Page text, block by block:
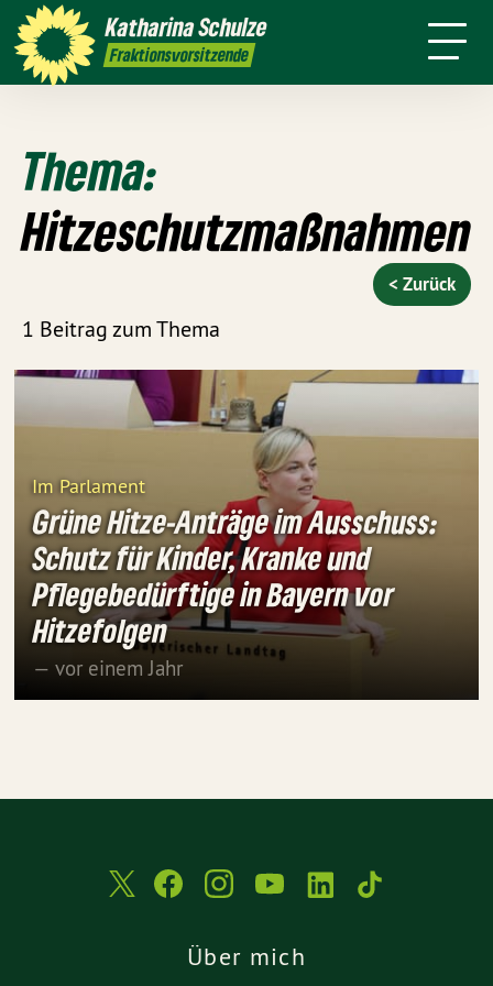
KatharinaSchulze
Fraktionsvorsitzende
Kontakt Transparenz
Über mich Meine Arbeit
Thema:
Hitzeschutzmaßnahmen
1 Beitrag zum Thema
< Zurück
Im Parlament
Grüne Hitze-Anträge im Ausschuss:
Schutz für Kinder, Kranke und
Pflegebedürftige in Bayern vor
Hitzefolgen
— vor einem Jahr
Über mich